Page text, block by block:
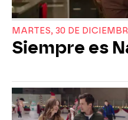
MARTES, 30 DE
Siempre es